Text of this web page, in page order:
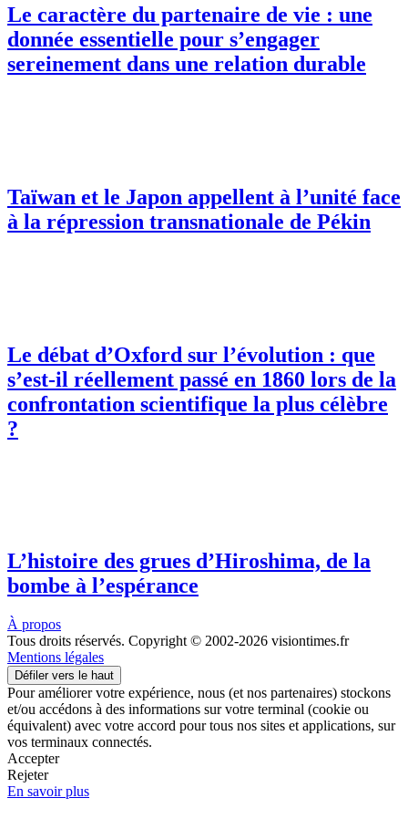
Le caractère du partenaire de vie : une
donnée essentielle pour s’engager
sereinement dans une relation durable
Taïwan et le Japon appellent à l’unité face
à la répression transnationale de Pékin
Le débat d’Oxford sur l’évolution : que
s’est-il réellement passé en 1860 lors de la
confrontation scientifique la plus célèbre
?
L’histoire des grues d’Hiroshima, de la
bombe à l’espérance
À propos
Tous droits réservés. Copyright © 2002-2026 visiontimes.fr
Mentions légales
Défiler vers le haut
Pour améliorer votre expérience, nous (et nos partenaires) stockons
et/ou accédons à des informations sur votre terminal (cookie ou
équivalent) avec votre accord pour tous nos sites et applications, sur
vos terminaux connectés.
Accepter
Rejeter
En savoir plus